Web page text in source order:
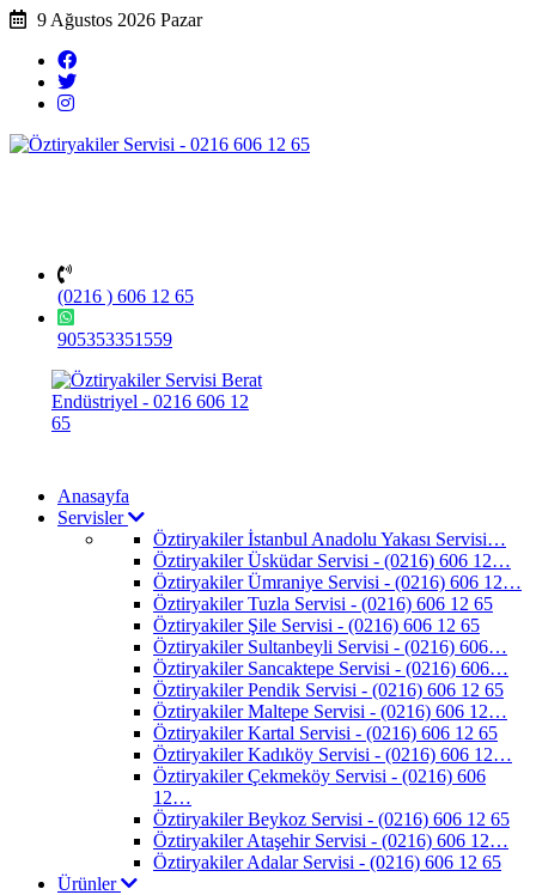
9 Ağustos 2026 Pazar
(0216 ) 606 12 65
905353351559
Anasayfa
Servisler
Öztiryakiler İstanbul Anadolu Yakası Servisi…
Öztiryakiler Üsküdar Servisi - (0216) 606 12…
Öztiryakiler Ümraniye Servisi - (0216) 606 12…
Öztiryakiler Tuzla Servisi - (0216) 606 12 65
Öztiryakiler Şile Servisi - (0216) 606 12 65
Öztiryakiler Sultanbeyli Servisi - (0216) 606…
Öztiryakiler Sancaktepe Servisi - (0216) 606…
Öztiryakiler Pendik Servisi - (0216) 606 12 65
Öztiryakiler Maltepe Servisi - (0216) 606 12…
Öztiryakiler Kartal Servisi - (0216) 606 12 65
Öztiryakiler Kadıköy Servisi - (0216) 606 12…
Öztiryakiler Çekmeköy Servisi - (0216) 606
12…
Öztiryakiler Beykoz Servisi - (0216) 606 12 65
Öztiryakiler Ataşehir Servisi - (0216) 606 12…
Öztiryakiler Adalar Servisi - (0216) 606 12 65
Ürünler